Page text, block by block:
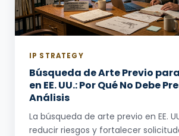
IP STRATEGY
Búsqueda de Arte Previo
en EE. UU.: Por Qué No Debe
Análisis
La búsqueda de arte previo en EE.
reducir riesgos y fortalecer